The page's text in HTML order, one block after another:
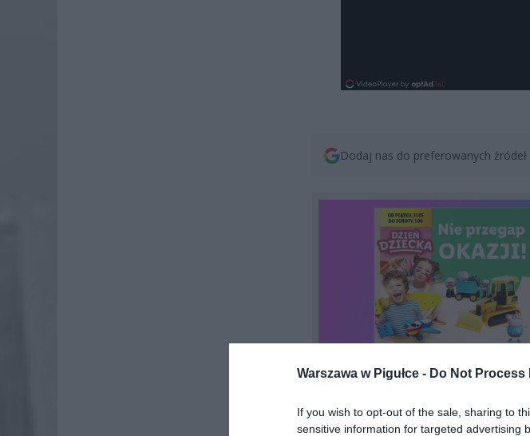
Warszawa w Pigułce - Do Not
If you wish to opt-out of the sale, sharing to
sensitive information for targeted advertising
Dodaj nas do preferowanych